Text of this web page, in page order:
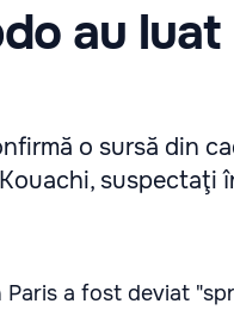
au luat
o sursă din
suspectaţi
a fost deviat